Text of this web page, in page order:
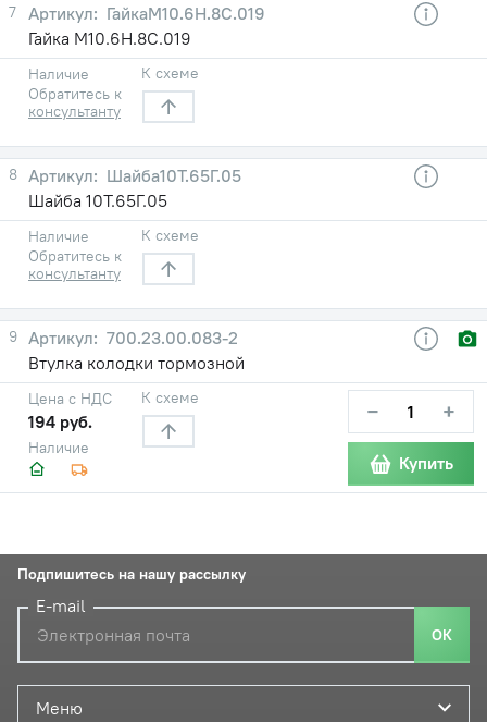
7
ГайкаМ10.6Н.8С.019
Гайка М10.6Н.8С.019
Наличие
Обратитесь к
консультанту
К схеме
8
Шайба10Т.65Г.05
Шайба 10Т.65Г.05
Наличие
Обратитесь к
консультанту
К схеме
9
700.23.00.083-2
Втулка колодки тормозной
Наличие
Цена с НДС
194 руб.
К схеме − +
Купить
Меню
Подпишитесь на нашу рассылку
E-mail
ОК